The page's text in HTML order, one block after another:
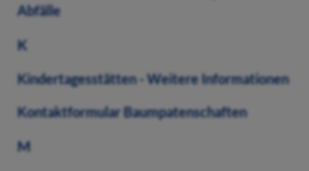
Abfälle
K
Kindertagesstätten - Weitere Informationen
Kontaktformular Baumpatenschaften
M